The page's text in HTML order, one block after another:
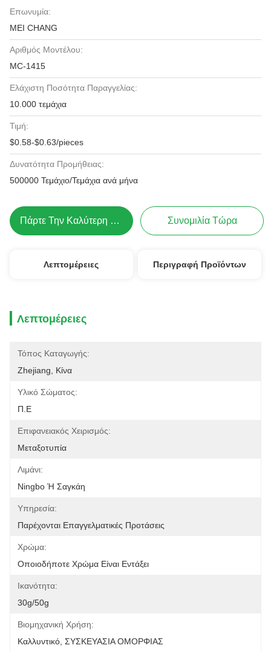
Επωνυμία:
MEI CHANG
Αριθμός Μοντέλου:
MC-1415
Ελάχιστη Ποσότητα Παραγγελίας:
10.000 τεμάχια
Τιμή:
$0.58-$0.63/pieces
Δυνατότητα Προμήθειας:
500000 Τεμάχιο/Τεμάχια ανά μήνα
Πάρτε Την Καλύτερη Τιμή Συνομιλία Τώρα
Λεπτομέρειες Περιγραφή Προϊόντων
Λεπτομέρειες
Τόπος Καταγωγής:
Zhejiang, Κίνα
Υλικό Σώματος:
Π.Ε
Επιφανειακός Χειρισμός:
Μεταξοτυπία
Λιμάνι:
Ningbo Ή Σαγκάη
Υπηρεσία:
Παρέχονται Επαγγελματικές Προτάσεις
Χρώμα:
Οποιοδήποτε Χρώμα Είναι Εντάξει
Ικανότητα:
30g/50g
Βιομηχανική Χρήση:
Καλλυντικό, ΣΥΣΚΕΥΑΣΙΑ ΟΜΟΡΦΙΑΣ